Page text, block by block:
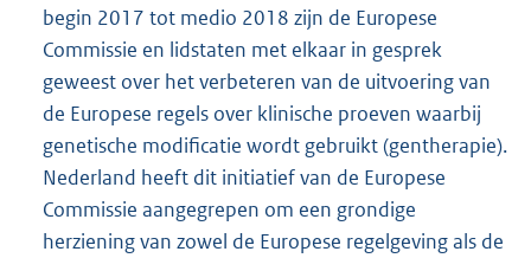
begin 2017 tot medio 2018 zijn de Europese
Commissie en lidstaten met elkaar in gesprek
geweest over het verbeteren van de uitvoering van
de Europese regels over klinische proeven waarbij
genetische modificatie wordt gebruikt (gentherapie).
Nederland heeft dit initiatief van de Europese
Commissie aangegrepen om een grondige
herziening van zowel de Europese regelgeving als de